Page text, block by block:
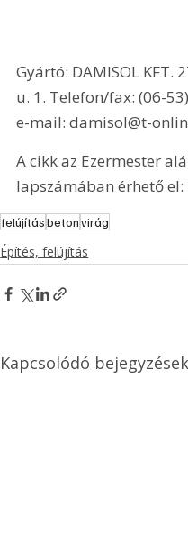
Gyártó: DAMISOL KFT.
u. 1. Telefon/fax: (06-
e-mail: damisol@t-
A cikk az Ezermester
lapszámában érhető
felújításbetonvirág
Építés, felújítás
Kapcsolódó bejegyzések